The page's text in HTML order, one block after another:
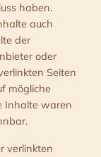
haben.
auch
der
oder
Seiten
mögliche
Inhalte waren
verlinkten